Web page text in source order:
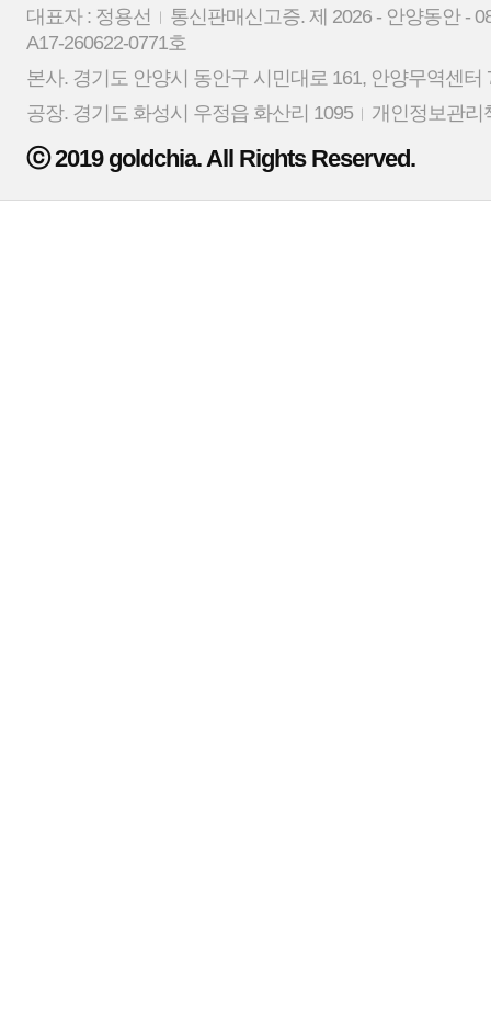
대표자 : 정용선
통신판매신고증. 제 2026 - 안양동안 -
A17-260622-0771호
본사. 경기도 안양시 동안구 시민대로 161, 안양무역센터
공장. 경기도 화성시 우정읍 화산리 1095
개인정보관리
ⓒ 2019 goldchia. All Rights Reserved.